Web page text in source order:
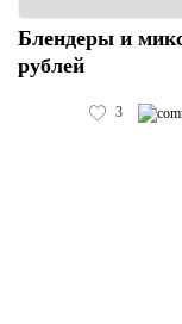
Блендеры и
рублей
3